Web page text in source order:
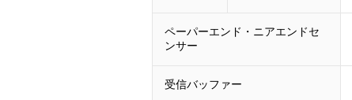
ペーパーエンド・ニアエンドセ
ンサー
受信バッファー